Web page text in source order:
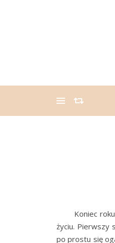
Koniec roku
życiu. Pierwszy
po prostu się